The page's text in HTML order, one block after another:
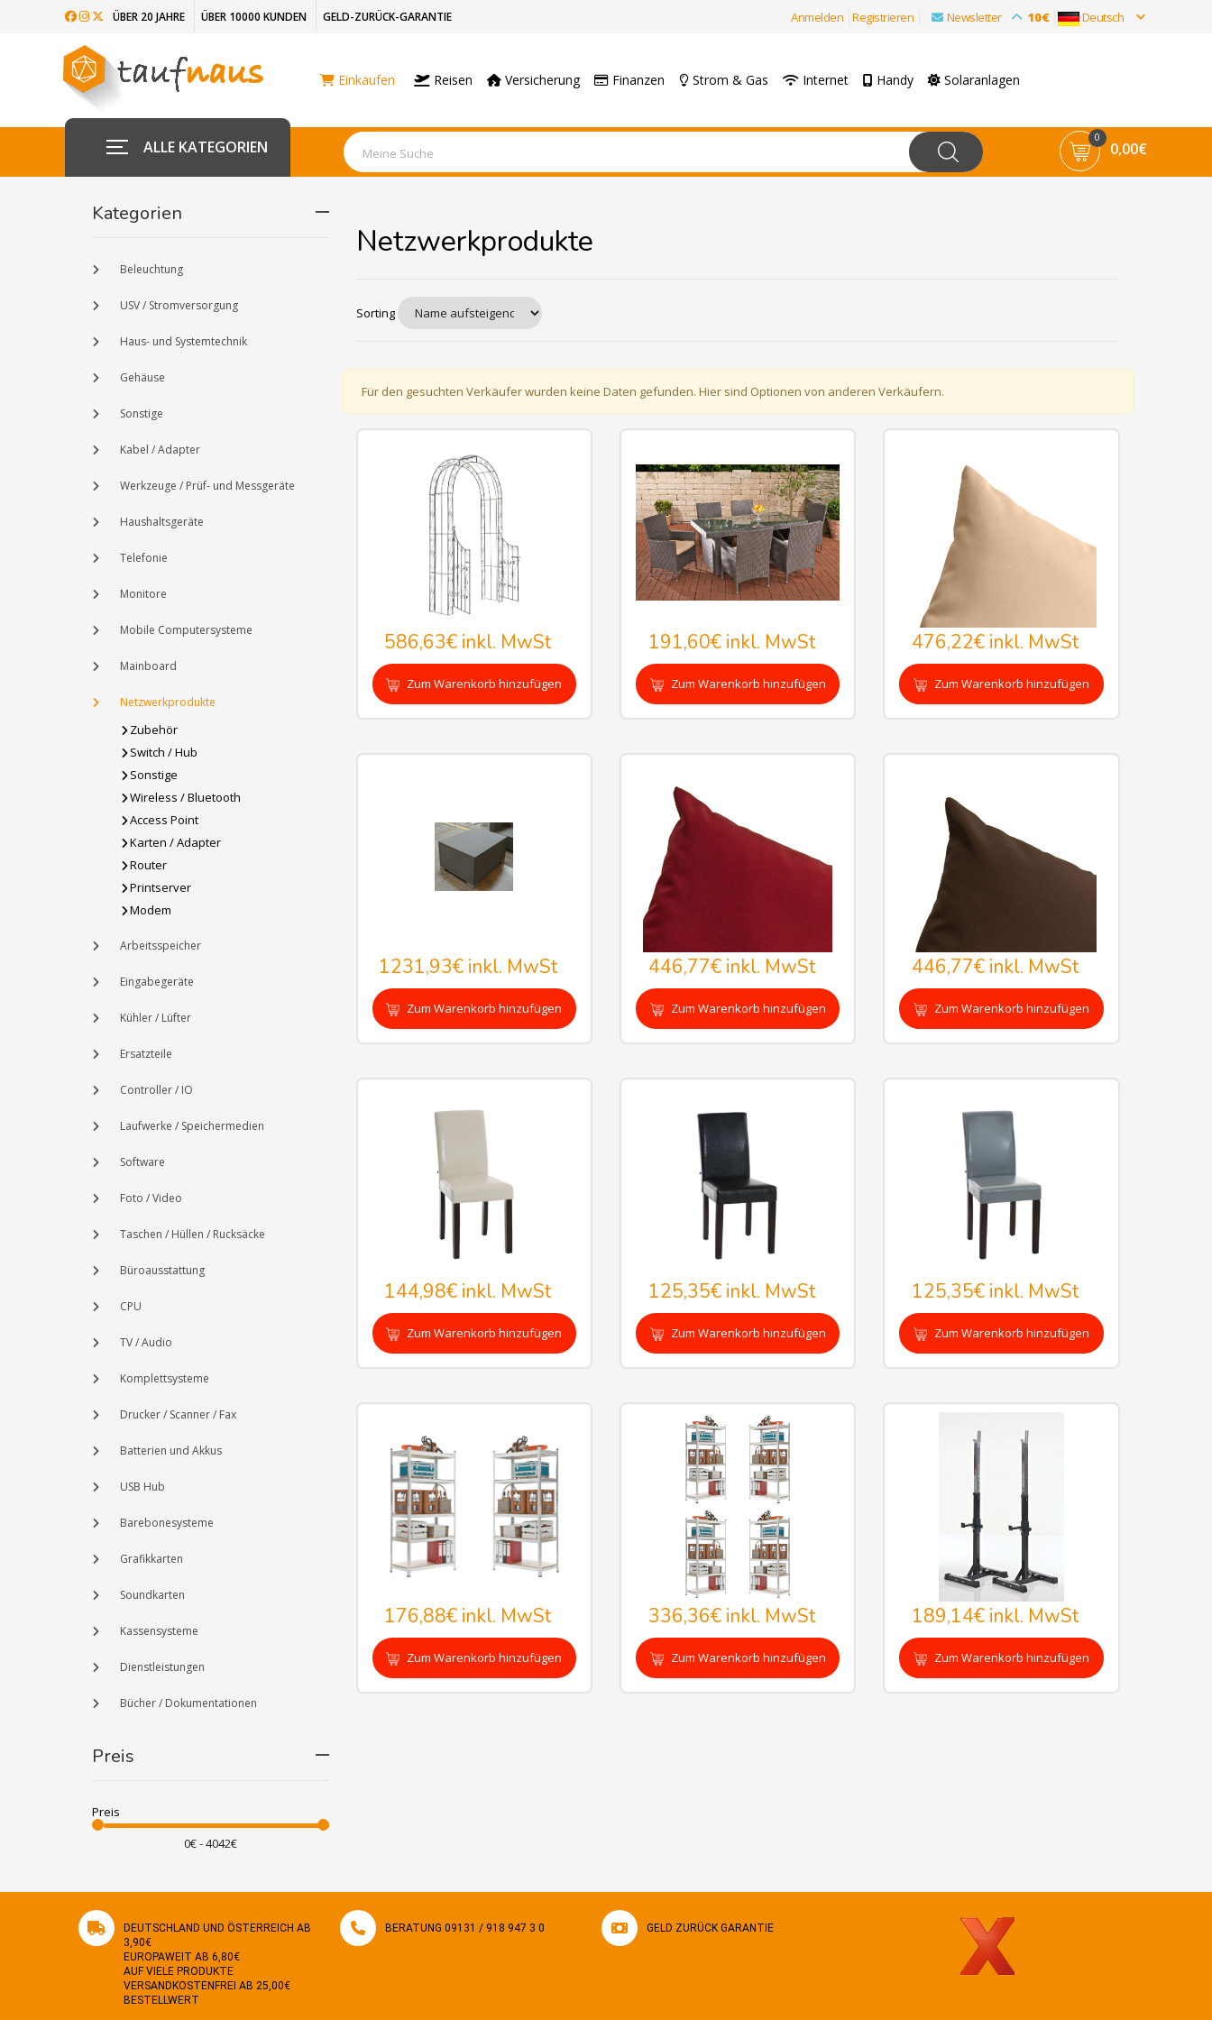
ÜBER 20 JAHRE ÜBER 10000 KUNDEN GELD-ZURÜCK-GARANTIE Anmelden Registrieren Newsletter 10€ Deutsch
Einkaufen Reisen Versicherung Finanzen Strom & Gas Internet Handy Solaranlagen
ALLE KATEGORIEN
0
0,00€
Kategorien
Beleuchtung
USV / Stromversorgung
Haus- und Systemtechnik
Gehäuse
Sonstige
Kabel / Adapter
Werkzeuge / Prüf- und Messgeräte
Haushaltsgeräte
Telefonie
Monitore
Mobile Computersysteme
Mainboard
Netzwerkprodukte
Zubehör
Switch / Hub
Sonstige
Wireless / Bluetooth
Access Point
Karten / Adapter
Router
Printserver
Modem
Arbeitsspeicher
Eingabegeräte
Kühler / Lüfter
Ersatzteile
Controller / IO
Laufwerke / Speichermedien
Software
Foto / Video
Taschen / Hüllen / Rucksäcke
Büroausstattung
CPU
TV / Audio
Komplettsysteme
Drucker / Scanner / Fax
Batterien und Akkus
USB Hub
Barebonesysteme
Grafikkarten
Soundkarten
Kassensysteme
Dienstleistungen
Bücher / Dokumentationen
Preis
Preis
Netzwerkprodukte
Sorting
Für den gesuchten Verkäufer wurden keine Daten gefunden. Hier sind Optionen von anderen Verkäufern.
586,63€ inkl. MwSt
Zum Warenkorb hinzufügen
191,60€inkl. MwSt
Zum Warenkorb hinzufügen
476,22€ inkl. MwSt
Zum Warenkorb hinzufügen
1231,93€inkl. MwSt
Zum Warenkorb hinzufügen
446,77€inkl. MwSt
Zum Warenkorb hinzufügen
446,77€ inkl. MwSt
Zum Warenkorb hinzufügen
144,98€ inkl. MwSt
Zum Warenkorb hinzufügen
125,35€inkl. MwSt
Zum Warenkorb hinzufügen
125,35€ inkl. MwSt
Zum Warenkorb hinzufügen
176,88€ inkl. MwSt
Zum Warenkorb hinzufügen
336,36€inkl. MwSt
Zum Warenkorb hinzufügen
189,14€ inkl. MwSt
Zum Warenkorb hinzufügen
DEUTSCHLAND UND ÖSTERREICH AB
3,90€
EUROPAWEIT AB 6,80€
AUF VIELE PRODUKTE
VERSANDKOSTENFREI AB 25,00€
BESTELLWERT
BERATUNG 09131 / 918 947 3 0 GELD ZURÜCK GARANTIE